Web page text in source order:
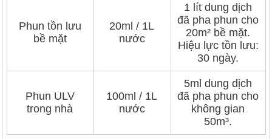
Phun tồn lưu
bề mặt
20ml / 1L
nước
1 lít dung dịch
đã pha phun cho
20m² bề mặt.
Hiệu lực tồn lưu:
30 ngày.
Phun ULV
trong nhà
100ml / 1L
nước
5ml dung dịch
đã pha phun cho
không gian
50m³.